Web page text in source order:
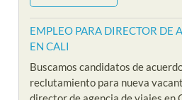
EMPLEO PARA DIRECTOR DE
EN CALI
Buscamos candidatos de
reclutamiento para nueva